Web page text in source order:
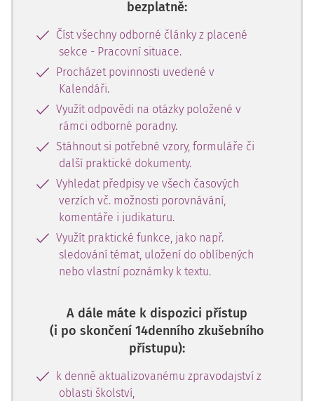
bezplatně:
Číst všechny odborné články z placené
sekce - Pracovní situace.
Procházet povinnosti uvedené v
Kalendáři.
Využít odpovědi na otázky položené v
rámci odborné poradny.
Stáhnout si potřebné vzory, formuláře či
další praktické dokumenty.
Vyhledat předpisy ve všech časových
verzích vč. možnosti porovnávání,
komentáře i judikaturu.
Využít praktické funkce, jako např.
sledování témat, uložení do oblíbených
nebo vlastní poznámky k textu.
A dále máte k dispozici přístup
(i po skončení 14denního zkušebního
přístupu):
k denně aktualizovanému zpravodajství z
oblasti školství,